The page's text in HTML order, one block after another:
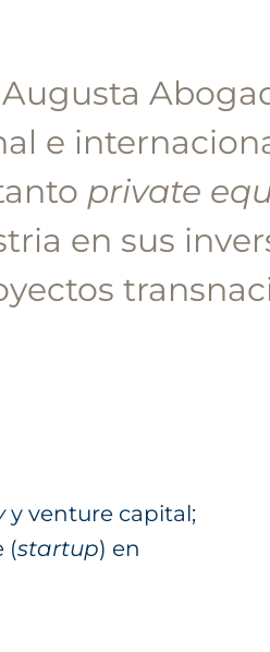
e
private
en sus
y venture capital;
(startup) en